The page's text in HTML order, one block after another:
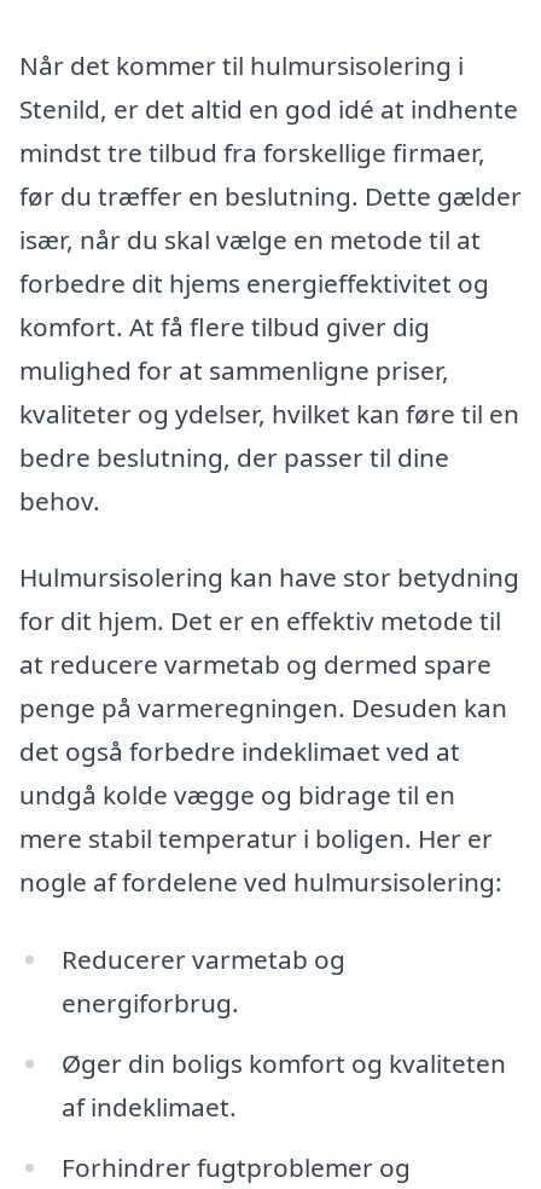
Når det kommer til hulmursisolering i
Stenild, er det altid en god idé at indhente
mindst tre tilbud fra forskellige firmaer,
før du træffer en beslutning. Dette gælder
især, når du skal vælge en metode til at
forbedre dit hjems energieffektivitet og
komfort. At få flere tilbud giver dig
mulighed for at sammenligne priser,
kvaliteter og ydelser, hvilket kan føre til en
bedre beslutning, der passer til dine
behov.
Hulmursisolering kan have stor betydning
for dit hjem. Det er en effektiv metode til
at reducere varmetab og dermed spare
penge på varmeregningen. Desuden kan
det også forbedre indeklimaet ved at
undgå kolde vægge og bidrage til en
mere stabil temperatur i boligen. Her er
nogle af fordelene ved hulmursisolering:
Reducerer varmetab og
energiforbrug.
Øger din boligs komfort og kvaliteten
af indeklimaet.
Forhindrer fugtproblemer og